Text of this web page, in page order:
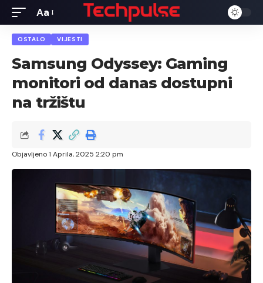
Font
Resizer
Aa
OSTALO VIJESTI
Samsung Odyssey: Gaming
monitori od danas dostupni
na tržištu
Objavljeno 1 Aprila, 2025 2:20 pm